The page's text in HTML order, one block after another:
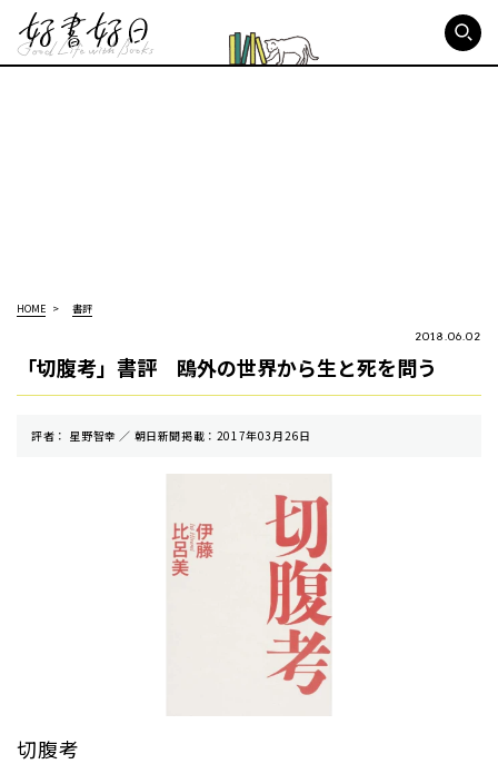
HOME 書評
2018.06.02
「切腹考」書評 鴎外の世界から生と死を問う
評者： 星野智幸 ／ 朝⽇新聞掲載：2017年03月26日
切腹考